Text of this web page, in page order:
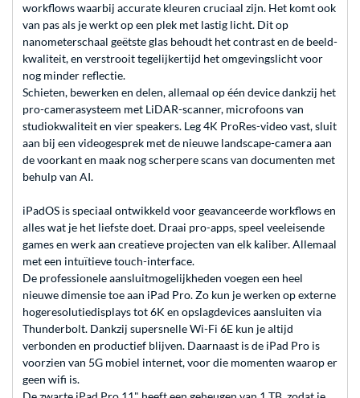
workflows waarbij accurate kleuren cruciaal zijn. Het komt ook
van pas als je werkt op een plek met lastig licht. Dit op
nanometerschaal geëtste glas behoudt het contrast en de beeld­
kwaliteit, en verstrooit tegelijkertijd het omgevings­licht voor
nog minder reflectie.
Schieten, bewerken en delen, allemaal op één device dankzij het
pro-camera­systeem met LiDAR-scanner, microfoons van
studiokwaliteit en vier speakers. Leg 4K ProRes-video vast, sluit
aan bij een videogesprek met de nieuwe landscape-camera aan
de voorkant en maak nog scherpere scans van documenten met
behulp van AI.
iPadOS is speciaal ontwikkeld voor geavanceerde workflows en
alles wat je het liefste doet. Draai pro-apps, speel veeleisende
games en werk aan creatieve projecten van elk kaliber. Allemaal
met een intuïtieve touch-interface.
De profes­sionele aansluit­mogelijk­heden voegen een heel
nieuwe dimensie toe aan iPad Pro. Zo kun je werken op externe
hogeresolutie­displays tot 6K en opslagdevices aansluiten via
Thunderbolt. Dankzij supersnelle Wi-Fi 6E kun je altijd
verbonden en productief blijven. Daarnaast is de iPad Pro is
voorzien van 5G mobiel internet, voor die momenten waarop er
geen wifi is.